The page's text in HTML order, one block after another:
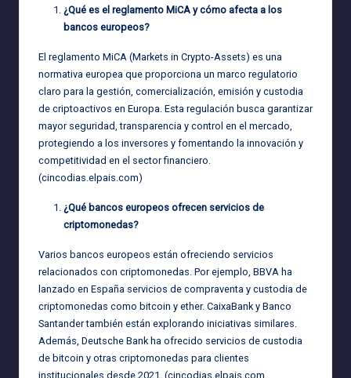
¿Qué es el reglamento MiCA y cómo afecta a los
bancos europeos?
El reglamento MiCA (Markets in Crypto-Assets) es una
normativa europea que proporciona un marco regulatorio
claro para la gestión, comercialización, emisión y custodia
de criptoactivos en Europa. Esta regulación busca garantizar
mayor seguridad, transparencia y control en el mercado,
protegiendo a los inversores y fomentando la innovación y
competitividad en el sector financiero.
(cincodias.elpais.com)
¿Qué bancos europeos ofrecen servicios de
criptomonedas?
Varios bancos europeos están ofreciendo servicios
relacionados con criptomonedas. Por ejemplo, BBVA ha
lanzado en España servicios de compraventa y custodia de
criptomonedas como bitcoin y ether. CaixaBank y Banco
Santander también están explorando iniciativas similares.
Además, Deutsche Bank ha ofrecido servicios de custodia
de bitcoin y otras criptomonedas para clientes
institucionales desde 2021. (cincodias.elpais.com